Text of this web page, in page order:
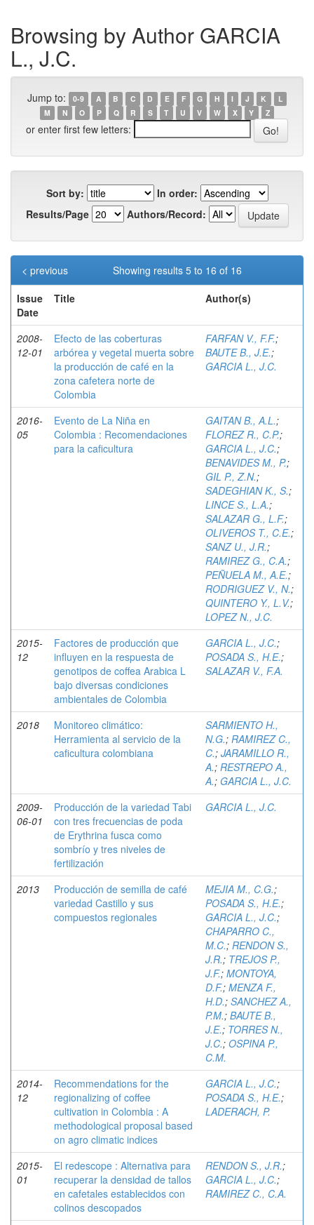
Browsing by Author GARCIA
L., J.C.
Jump to: 0-9 A B C D E F G H I J K
L
M
N O P Q R S T U V W X Y Z
or enter first few letters:
Sort by:
In order:
Results/Page
Authors/Record:
Showing results 5 to 16 of 16
< previous
Issue
Date
Title Author(s)
2008-
12-01
Efecto de las coberturas
arbórea y vegetal muerta sobre
la producción de café en la
zona cafetera norte de
Colombia
FARFAN V., F.F.;
BAUTE B., J.E.;
GARCIA L., J.C.
2016-
05
Evento de La Niña en
Colombia : Recomendaciones
para la caficultura
GAITAN B., A.L.;
FLOREZ R., C.P.;
GARCIA L., J.C.;
BENAVIDES M., P.;
GIL P., Z.N.;
SADEGHIAN K., S.;
LINCE S., L.A.;
SALAZAR G., L.F.;
OLIVEROS T., C.E.;
SANZ U., J.R.;
RAMIREZ G., C.A.;
PEÑUELA M., A.E.;
RODRIGUEZ V., N.;
QUINTERO Y., L.V.;
LOPEZ N., J.C.
2015-
12
Factores de producción que
influyen en la respuesta de
genotipos de coffea Arabica L
bajo diversas condiciones
ambientales de Colombia
GARCIA L., J.C.;
POSADA S., H.E.;
SALAZAR V., F.A.
2018
Monitoreo climático:
Herramienta al servicio de la
caficultura colombiana
SARMIENTO H.,
N.G.; RAMIREZ C.,
C.; JARAMILLO R.,
A.; RESTREPO A.,
A.; GARCIA L., J.C.
2009-
06-01
Producción de la variedad Tabi
con tres frecuencias de poda
de Erythrina fusca como
sombrío y tres niveles de
fertilización
GARCIA L., J.C.
2013
Producción de semilla de café
variedad Castillo y sus
compuestos regionales
MEJIA M., C.G.;
POSADA S., H.E.;
GARCIA L., J.C.;
CHAPARRO C.,
M.C.; RENDON S.,
J.R.; TREJOS P.,
J.F.; MONTOYA,
D.F.; MENZA F.,
H.D.; SANCHEZ A.,
P.M.; BAUTE B.,
J.E.; TORRES N.,
J.C.; OSPINA P.,
C.M.
2014-
12
Recommendations for the
regionalizing of coffee
cultivation in Colombia : A
methodological proposal based
on agro climatic indices
GARCIA L., J.C.;
POSADA S., H.E.;
LADERACH, P.
2015-
01
El redescope : Alternativa para
recuperar la densidad de tallos
en cafetales establecidos con
colinos descopados
RENDON S., J.R.;
GARCIA L., J.C.;
RAMIREZ C., C.A.